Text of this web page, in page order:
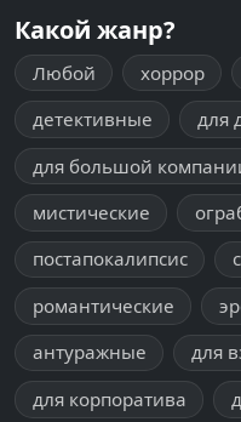
Какой жанр?
Любой хоррор
детективные
для
для большой
мистические
постапокалипсис
романтические
антуражные
для
для корпоратива